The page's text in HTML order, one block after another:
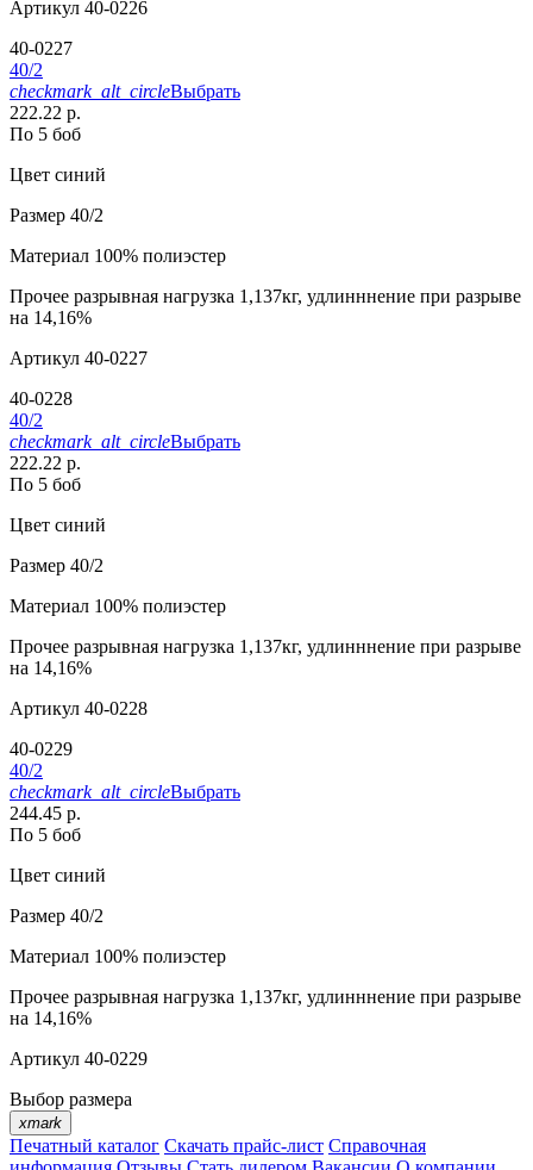
Артикул 40-0226
40-0227
40/2
checkmark_alt_circleВыбрать
222.22 р.
По 5 боб
Цвет синий
Размер 40/2
Материал 100% полиэстер
Прочее разрывная нагрузка 1,137кг, удлинннение при разрыве
на 14,16%
Артикул 40-0227
40-0228
40/2
checkmark_alt_circleВыбрать
222.22 р.
По 5 боб
Цвет синий
Размер 40/2
Материал 100% полиэстер
Прочее разрывная нагрузка 1,137кг, удлинннение при разрыве
на 14,16%
Артикул 40-0228
40-0229
40/2
checkmark_alt_circleВыбрать
244.45 р.
По 5 боб
Цвет синий
Размер 40/2
Материал 100% полиэстер
Прочее разрывная нагрузка 1,137кг, удлинннение при разрыве
на 14,16%
Артикул 40-0229
Выбор размера
xmark
Печатный каталог Скачать прайс-лист Справочная